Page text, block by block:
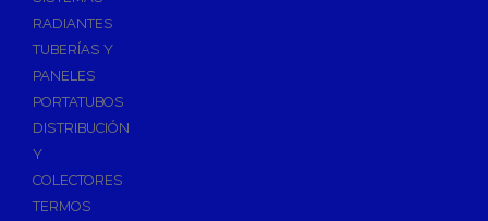
Ósmosis con Depósito
Recambios de Ósmosis
Grifería de Ósmosis
Regulación y Dosificación de Agua
RADIANTES
TUBERÍAS Y
PANELES
PORTATUBOS
DISTRIBUCIÓN
Y
COLECTORES
TERMOS